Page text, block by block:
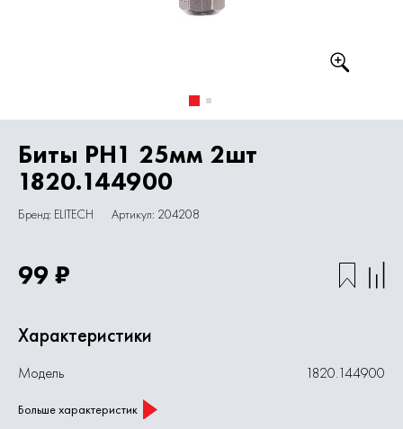
Биты PH1 25мм 2шт
1820.144900
Бренд: ELITECH Артикул: 204208
99 ₽
Характеристики
Модель 1820.144900
Больше характеристик